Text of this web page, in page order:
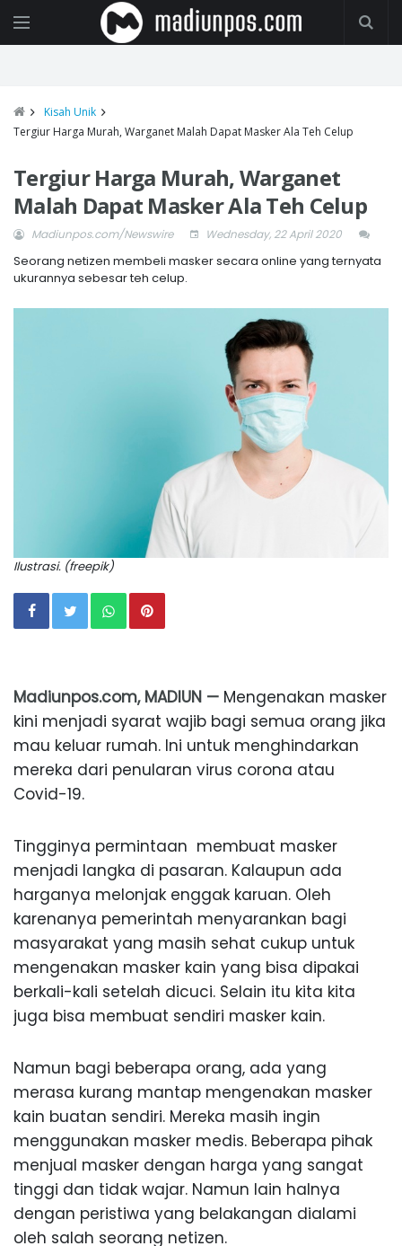
Kisah Unik
Tergiur Harga Murah, Warganet Malah Dapat Masker Ala Teh Celup
Tergiur Harga Murah, Warganet
Malah Dapat Masker Ala Teh Celup
Madiunpos.com/Newswire Wednesday, 22 April 2020
Seorang netizen membeli masker secara online yang ternyata
ukurannya sebesar teh celup.
Ilustrasi. (freepik)
Madiunpos.com, MADIUN — Mengenakan masker
kini menjadi syarat wajib bagi semua orang jika
mau keluar rumah. Ini untuk menghindarkan
mereka dari penularan virus corona atau
Covid-19.
Tingginya permintaan membuat masker
menjadi langka di pasaran. Kalaupun ada
harganya melonjak enggak karuan. Oleh
karenanya pemerintah menyarankan bagi
masyarakat yang masih sehat cukup untuk
mengenakan masker kain yang bisa dipakai
berkali-kali setelah dicuci. Selain itu kita kita
juga bisa membuat sendiri masker kain.
Namun bagi beberapa orang, ada yang
merasa kurang mantap mengenakan masker
kain buatan sendiri. Mereka masih ingin
menggunakan masker medis. Beberapa pihak
menjual masker dengan harga yang sangat
tinggi dan tidak wajar. Namun lain halnya
dengan peristiwa yang belakangan dialami
oleh salah seorang netizen.